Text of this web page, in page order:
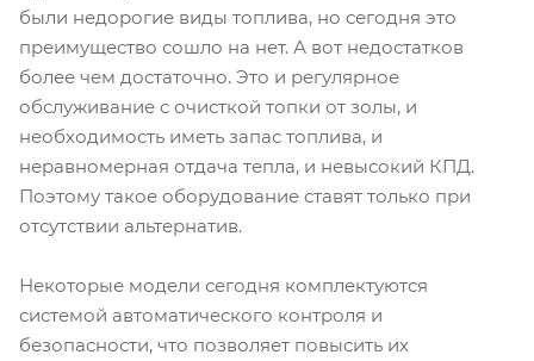
были недорогие виды топлива, но сегодня это
преимущество сошло на нет. А вот недостатков
более чем достаточно. Это и регулярное
обслуживание с очисткой топки от золы, и
необходимость иметь запас топлива, и
неравномерная отдача тепла, и невысокий КПД.
Поэтому такое оборудование ставят только при
отсутствии альтернатив.
Некоторые модели сегодня комплектуются
системой автоматического контроля и
безопасности, что позволяет повысить их